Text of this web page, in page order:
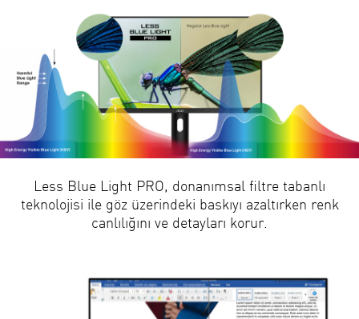
Less Blue Light PRO, donanımsal filtre tabanlı
teknolojisi ile göz üzerindeki baskıyı azaltırken renk
canlılığını ve detayları korur.